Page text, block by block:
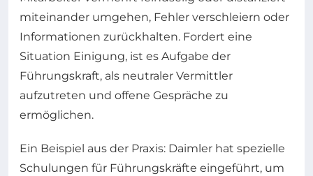
miteinander umgehen, Fehler verschleiern oder
Informationen zurückhalten. Fordert eine
Situation Einigung, ist es Aufgabe der
Führungskraft, als neutraler Vermittler
aufzutreten und offene Gespräche zu
ermöglichen.
Ein Beispiel aus der Praxis: Daimler hat spezielle
Schulungen für Führungskräfte eingeführt, um